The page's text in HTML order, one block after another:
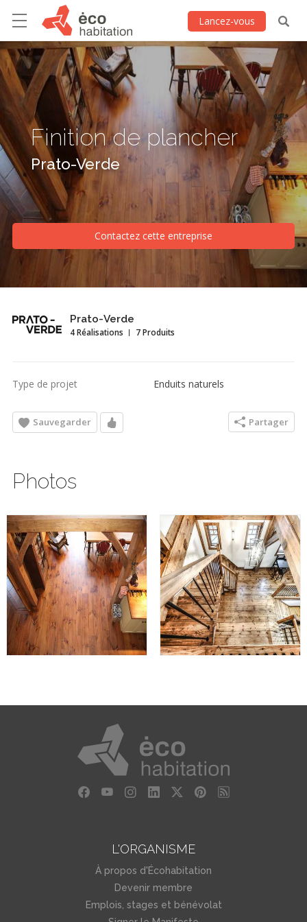
Lancez-vous
Finition de plancher
Prato-Verde
Contactez cette entreprise
Prato-Verde
4 Réalisations 7 Produits
Type de projet Enduits naturels
Sauvegarder Partager
Photos
L'ORGANISME
À propos d'Écohabitation
Devenir membre
Emplois, stages et bénévolat